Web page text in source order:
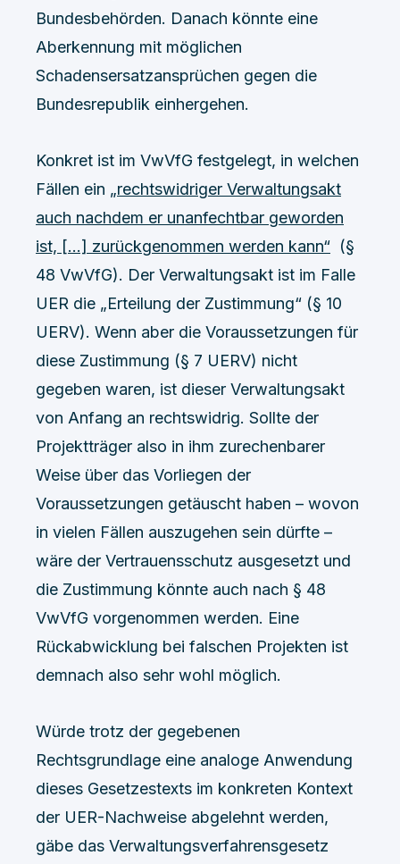
Bundesbehörden. Danach könnte eine
Aberkennung mit möglichen
Schadensersatzansprüchen gegen die
Bundesrepublik einhergehen.
Konkret ist im VwVfG festgelegt, in welchen
Fällen ein „rechtswidriger Verwaltungsakt
auch nachdem er unanfechtbar geworden
ist, […] zurückgenommen werden kann“ (§
48 VwVfG). Der Verwaltungsakt ist im Falle
UER die „Erteilung der Zustimmung“ (§ 10
UERV). Wenn aber die Voraussetzungen für
diese Zustimmung (§ 7 UERV) nicht
gegeben waren, ist dieser Verwaltungsakt
von Anfang an rechtswidrig. Sollte der
Projektträger also in ihm zurechenbarer
Weise über das Vorliegen der
Voraussetzungen getäuscht haben – wovon
in vielen Fällen auszugehen sein dürfte –
wäre der Vertrauensschutz ausgesetzt und
die Zustimmung könnte auch nach § 48
VwVfG vorgenommen werden. Eine
Rückabwicklung bei falschen Projekten ist
demnach also sehr wohl möglich.
Würde trotz der gegebenen
Rechtsgrundlage eine analoge Anwendung
dieses Gesetzestexts im konkreten Kontext
der UER-Nachweise abgelehnt werden,
gäbe das Verwaltungsverfahrensgesetz